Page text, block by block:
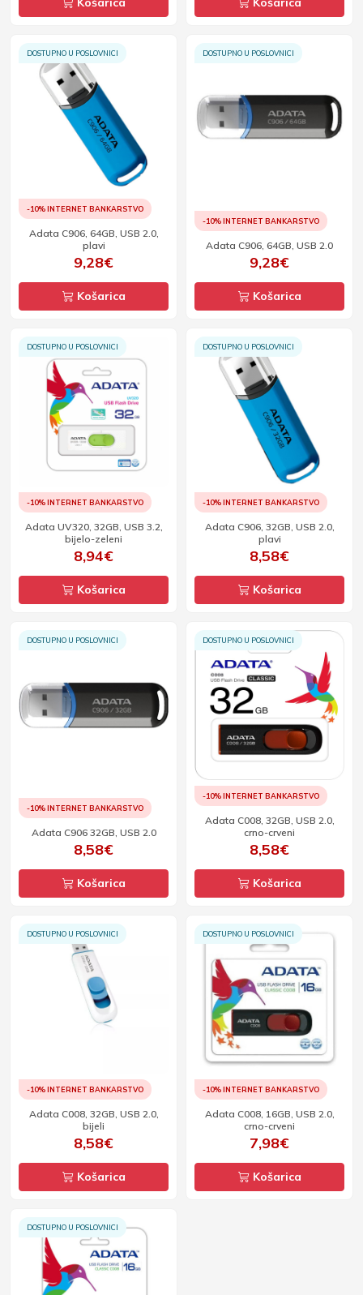
DOSTUPNO U POSLOVNICI
-10% INTERNET BANKARSTVO
Adata C906, 64GB, USB 2.0,
plavi
9,28€
Košarica
DOSTUPNO U POSLOVNICI
-10% INTERNET BANKARSTVO
Adata C906, 64GB, USB 2.0
9,28€
Košarica
DOSTUPNO U POSLOVNICI
-10% INTERNET BANKARSTVO
Adata UV320, 32GB, USB 3.2,
bijelo-zeleni
8,94€
Košarica
DOSTUPNO U POSLOVNICI
-10% INTERNET BANKARSTVO
Adata C906, 32GB, USB 2.0,
plavi
8,58€
Košarica
DOSTUPNO U POSLOVNICI
-10% INTERNET BANKARSTVO
Adata C906 32GB, USB 2.0
8,58€
Košarica
DOSTUPNO U POSLOVNICI
-10% INTERNET BANKARSTVO
Adata C008, 32GB, USB 2.0,
crno-crveni
8,58€
Košarica
DOSTUPNO U POSLOVNICI
-10% INTERNET BANKARSTVO
Adata C008, 32GB, USB 2.0,
bijeli
8,58€
Košarica
DOSTUPNO U POSLOVNICI
-10% INTERNET BANKARSTVO
Adata C008, 16GB, USB 2.0,
crno-crveni
7,98€
Košarica
DOSTUPNO U POSLOVNICI